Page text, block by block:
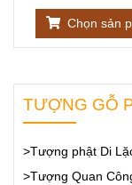
Chọn sản
TƯỢNG GỖ
>Tượng phật Di
>Tượng Quan